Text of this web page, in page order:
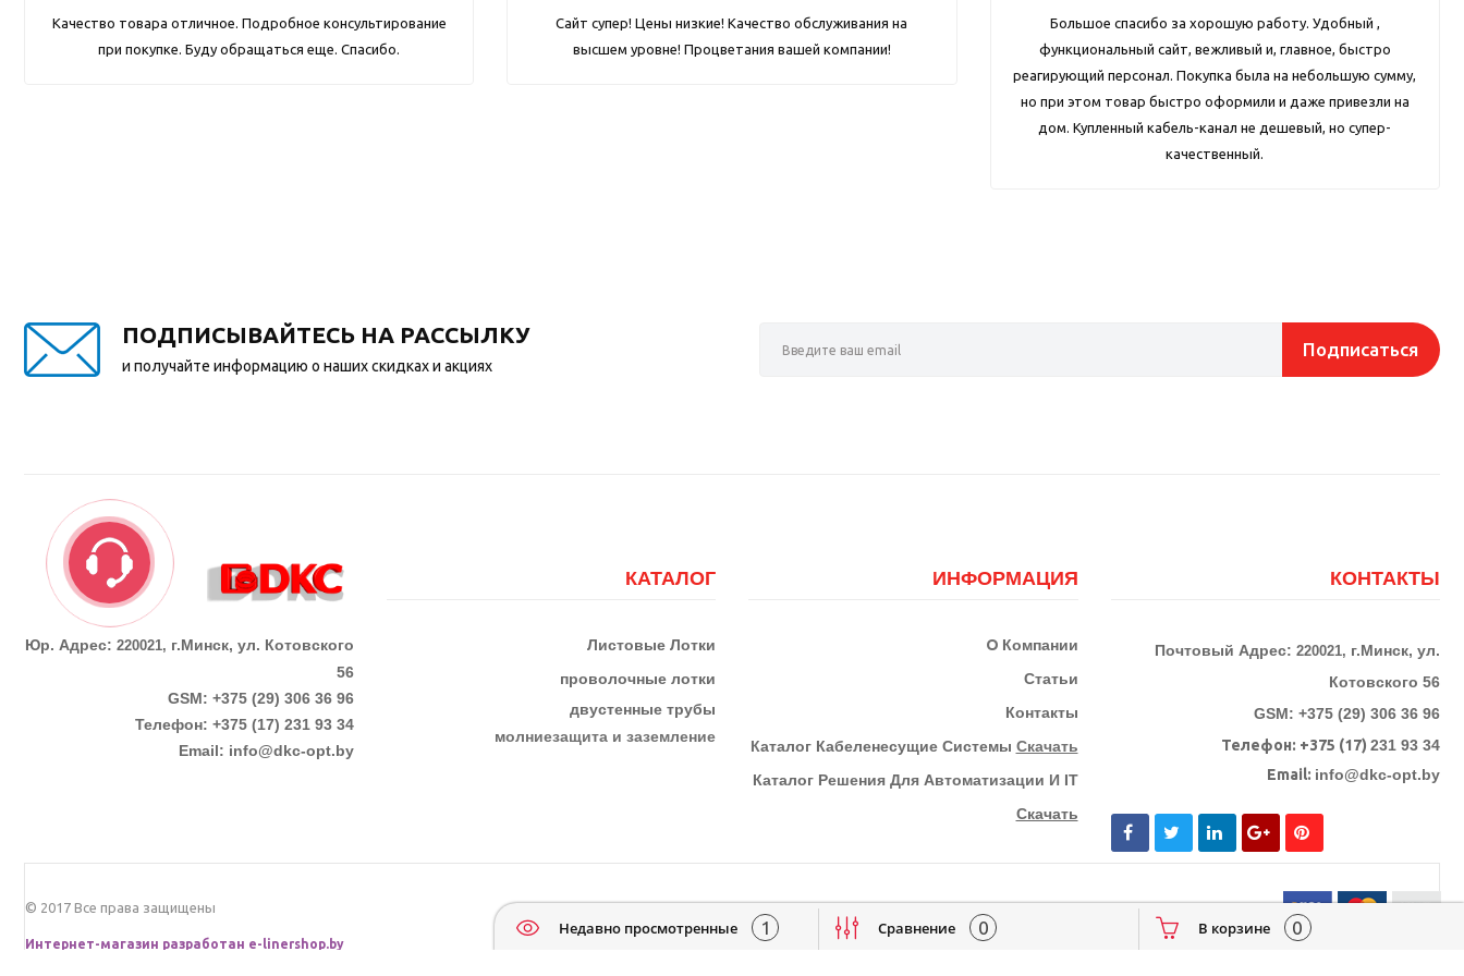
Качество товара отличное. Подробное консультирование
при покупке. Буду обращаться еще. Спасибо.
Сайт супер! Цены низкие! Качество обслуживания на
высшем уровне! Процветания вашей компании!
Большое спасибо за хорошую работу. Удобный ,
функциональный сайт, вежливый и, главное, быстро
реагирующий персонал. Покупка была на небольшую сумму,
но при этом товар быстро оформили и даже привезли на
дом. Купленный кабель-канал не дешевый, но супер-
качественный.
ПОДПИСЫВАЙТЕСЬ НА РАССЫЛКУ
и получайте информацию о наших скидках и акциях
Подписаться
Юр. Адрес: 220021, г.Минск, ул. Котовского
56
GSM: +375 (29) 306 36 96
Телефон: +375 (17) 231 93 34
Email: info@dkc-opt.by
КАТАЛОГ
Листовые Лотки
проволочные лотки
двустенные трубы
молниезащита и заземление
ИНФОРМАЦИЯ
О Компании
Статьи
Контакты
КАталог Кабеленесущие Системы Скачать
Каталог Решения Для Автоматизации И IT
Скачать
КОНТАКТЫ
Почтовый Адрес: 220021, г.Минск, ул.
Котовского 56
GSM: +375 (29) 306 36 96
Телефон: +375 (17) 231 93 34
Email: info@dkc-opt.by
© 2017 Все права защищены
Интернет-магазин разработан e-linershop.by
Недавно просмотренные 1 Сравнение 0 В корзине 0